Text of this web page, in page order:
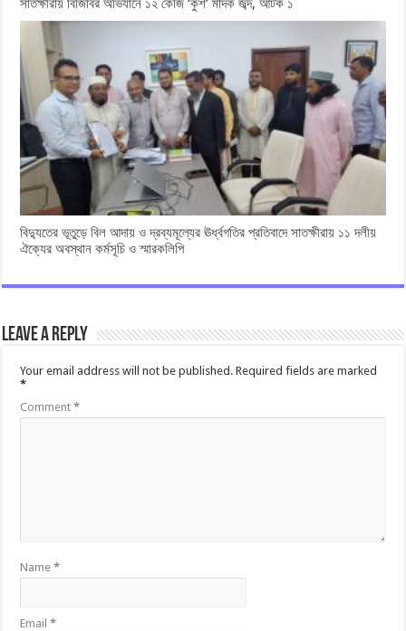
সাতক্ষীরায় বিজিবির অভিযানে ১২ কেজি ‘কুশ’ মাদক জব্দ, আটক ১
বিদ্যুতের ভূতুড়ে বিল আদায় ও দ্রব্যমূল্যের ঊর্ধ্বগতির প্রতিবাদে সাতক্ষীরায় ১১ দলীয়
ঐক্যের অবস্থান কর্মসূচি ও স্মারকলিপি
Leave a Reply
Your email address will not be published. Required fields are marked
*
Comment*
Name*
Email*